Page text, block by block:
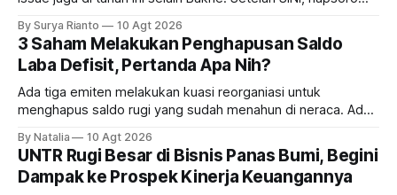
By Surya Rianto 10 Agt 2026
3 Saham Melakukan Penghapusan Saldo
Laba Defisit, Pertanda Apa Nih?
Ada tiga emiten melakukan kuasi reorganiasi untuk
menghapus saldo rugi yang sudah menahun di neraca. Ada
By Natalia 10 Agt 2026
UNTR Rugi Besar di Bisnis Panas Bumi, Begini
Dampak ke Prospek Kinerja Keuangannya